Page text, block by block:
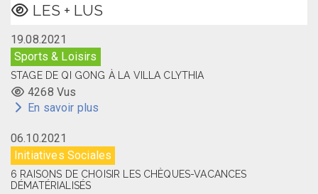
LES + LUS
19.08.2021
Sports & Loisirs
STAGE DE QI GONG À LA VILLA CLYTHIA
4268 Vus
En savoir plus
06.10.2021
Initiatives Sociales
6 RAISONS DE CHOISIR LES CHÈQUES-VACANCES
DÉMATÉRIALISÉS